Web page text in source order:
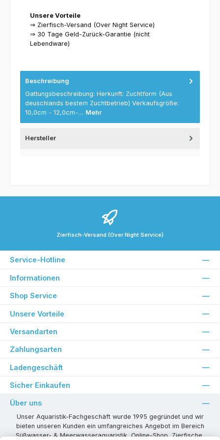
Unsere Vorteile
⇒ Zierfisch-Versand (Over Night Service)
⇒ 30 Tage Geld-Zurück-Garantie (nicht
Lebendware)
Beschreibung
Gattungsbeschreibung: Herkunft: Zuchtform (Aus
deuschlands bestem Zuchtbetrieb) Verkaufsgröße:
10,0cm - 12,0cm-… Mehr
Hersteller
Zierfisch-Versand (Over Night Service)
Service-Hotline
Informationen
Shop Service
Unsere Vorteile
Versandarten
Zahlungsarten
Ladengeschäft
Sicher Einkaufen
Über uns
Unser Aquaristik-Fachgeschäft wurde 1995 gegründet und wir
bieten unseren Kunden ein umfangreiches Angebot im Bereich
Süßwasser- & Meerwasseraquaristik, Online-Shop, Zierfische,